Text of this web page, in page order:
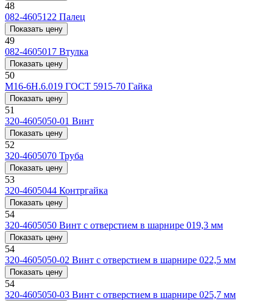
48
082-4605122 Палец
Показать цену
49
082-4605017 Втулка
Показать цену
50
М16-6Н.6.019 ГОСТ 5915-70 Гайка
Показать цену
51
320-4605050-01 Винт
Показать цену
52
320-4605070 Труба
Показать цену
53
320-4605044 Контргайка
Показать цену
54
320-4605050 Винт с отверстием в шарнире 019,3 мм
Показать цену
54
320-4605050-02 Винт с отверстием в шарнире 022,5 мм
Показать цену
54
320-4605050-03 Винт с отверстием в шарнире 025,7 мм